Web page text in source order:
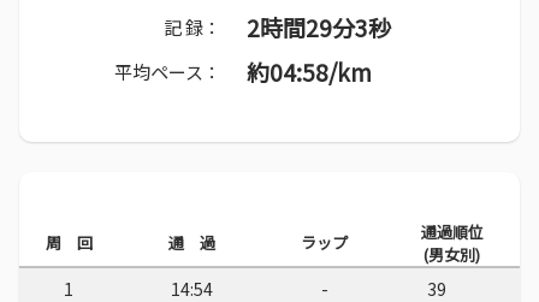
記 録： 2時間29分3秒
平均ペース： 約04:58/km
周 回 通 過 ラップ
通過順位
(男女別)
1 14:54 -
39